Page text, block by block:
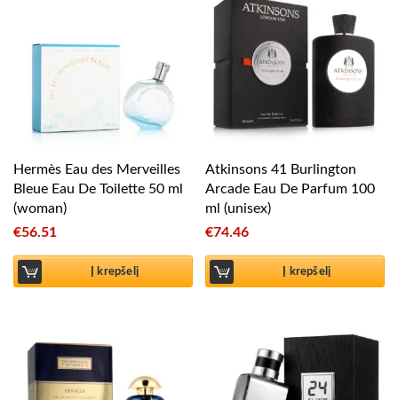
Hermès Eau des Merveilles
Bleue Eau De Toilette 50 ml
(woman)
€56.51
Į krepšelį
Atkinsons 41 Burlington
Arcade Eau De Parfum 100
ml (unisex)
€74.46
Į krepšelį